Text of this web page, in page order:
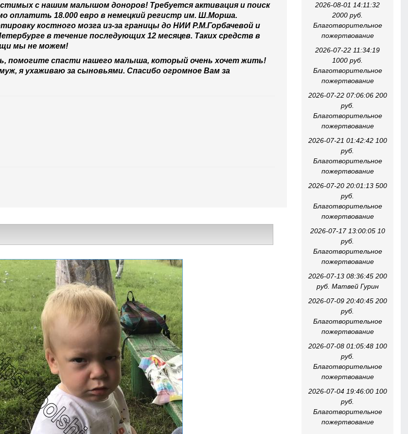
с нашим малышом доноров! Требуется активация и поиск
оплатить 18.000 евро в немецкий регистр им. Ш.Морша.
костного мозга из-за границы до НИИ Р.М.Горбачевой и
в течение последующих 12 месяцев. Таких средств в
мы не можем!
помогите спасти нашего малыша, который очень хочет жить!
я ухаживаю за сыновьями. Спасибо огромное Вам за
2026-08-01 14:11:32
2000 руб.
Благотворительное
пожертвование
2026-07-22 11:34:19
1000 руб.
Благотворительное
пожертвование
2026-07-22 07:06:06 200
руб.
Благотворительное
пожертвование
2026-07-21 01:42:42 100
руб.
Благотворительное
пожертвование
2026-07-20 20:01:13 500
руб.
Благотворительное
пожертвование
2026-07-17 13:00:05 10
руб.
Благотворительное
пожертвование
2026-07-13 08:36:45 200
руб. Матвей Гурин
2026-07-09 20:40:45 200
руб.
Благотворительное
пожертвование
2026-07-08 01:05:48 100
руб.
Благотворительное
пожертвование
2026-07-04 19:46:00 100
руб.
Благотворительное
пожертвование